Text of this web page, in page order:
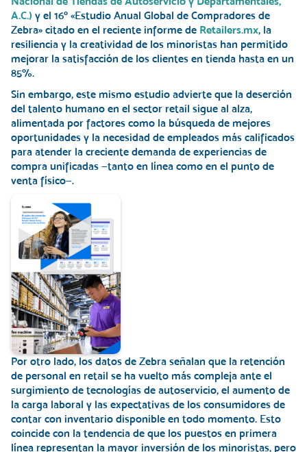
A.C.) y el 16º «Estudio Anual Global de Compradores de
Zebra» citado en el reciente informe de Retailers.mx, la
resiliencia y la creatividad de los minoristas han permitido
mejorar la satisfacción de los clientes en tienda hasta en un
85%.
Sin embargo, este mismo estudio advierte que la deserción
del talento humano en el sector retail sigue al alza,
alimentada por factores como la búsqueda de mejores
oportunidades y la necesidad de empleados más calificados
para atender la creciente demanda de experiencias de
compra unificadas —tanto en línea como en el punto de
venta físico—.
Por otro lado, los datos de Zebra señalan que la retención
de personal en retail se ha vuelto más compleja ante el
surgimiento de tecnologías de autoservicio, el aumento de
la carga laboral y las expectativas de los consumidores de
contar con inventario disponible en todo momento. Esto
coincide con la tendencia de que los puestos en primera
línea representan la mayor inversión de los minoristas, pero